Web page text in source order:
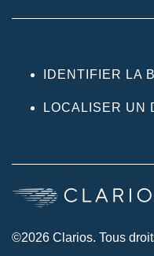
IDENTIFIER LA
LOCALISER UN
©2026 Clarios. Tous